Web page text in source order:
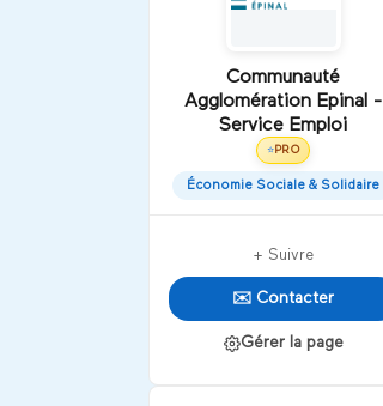
Communauté
Agglomération Epinal -
Service Emploi
⭐ PRO
Économie Sociale & Solidaire
+ Suivre
✉️ Contacter
Gérer la page